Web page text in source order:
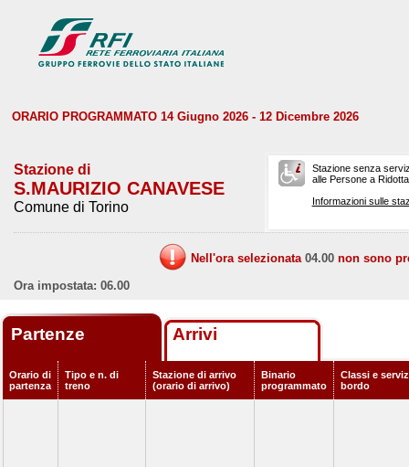
ORARIO PROGRAMMATO 14 Giugno 2026 - 12 Dicembre 2026
Stazione di
S.MAURIZIO CANAVESE
Comune di Torino
Stazione senza
alle Persone a
Informazioni sulle
Nell'ora selezionata 04.00 non sono
Ora impostata: 06.00
Partenze Arrivi
Orario di
partenza
Tipo e n. di
treno
Stazione di arrivo
(orario di arrivo)
Binario
programmato
Classi e
bordo